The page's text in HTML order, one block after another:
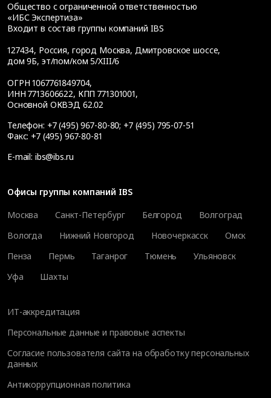
Общество с ограниченной ответственностью
«ИБС Экспертиза»
Входит в состав группы компаний IBS
127434, Россия, город Москва, Дмитровское шоссе,
дом 9Б, эт/пом/ком 5/XIII/6
ОГРН 1067761849704,
ИНН 7713606622, КПП 771301001,
Основной ОКВЭД 62.02
Телефон: +7 (495) 967-80-80; +7 (495) 795-07-51
Факс: +7 (495) 967-80-81
E-mail: ibs@ibs.ru
Офисы группы компаний IBS
Москва
Санкт-Петербург Белгород
Волгоград
Вологда
Нижний Новгород Новочеркасск
Омск
Пенза
Пермь Таганрог Тюмень
Ульяновск
Уфа
Шахты
ИТ-аккредитация
Персональные данные и правовые аспекты
Согласие пользователя сайта на обработку персональных
данных
Антикоррупционная политика